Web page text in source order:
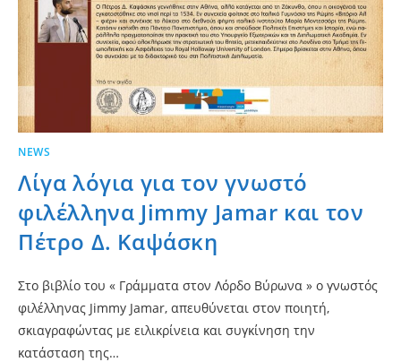
NEWS
Λίγα λόγια για τον γνωστό
φιλέλληνα Jimmy Jamar και τον
Πέτρο Δ. Καψάσκη
Στο βιβλίο του « Γράμματα στον Λόρδο Βύρωνα » ο γνωστός
φιλέλληνας Jimmy Jamar, απευθύνεται στον ποιητή,
σκιαγραφώντας με ειλικρίνεια και συγκίνηση την
κατάσταση της…